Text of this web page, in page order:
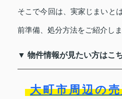
そこで今回は、実家じまいと
前準備、処分方法をご紹介しま
▼ 物件情報が見たい方はこ
大町市周辺の